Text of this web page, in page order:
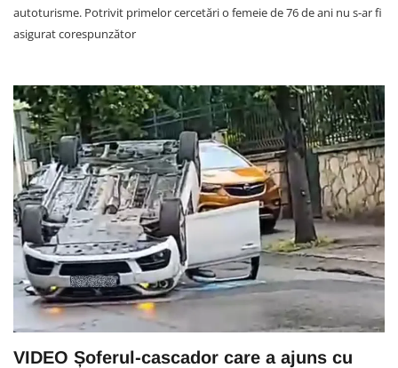
autoturisme. Potrivit primelor cercetări o femeie de 76 de ani nu s-ar fi
asigurat corespunzător
VIDEO Șoferul-cascador care a ajuns cu